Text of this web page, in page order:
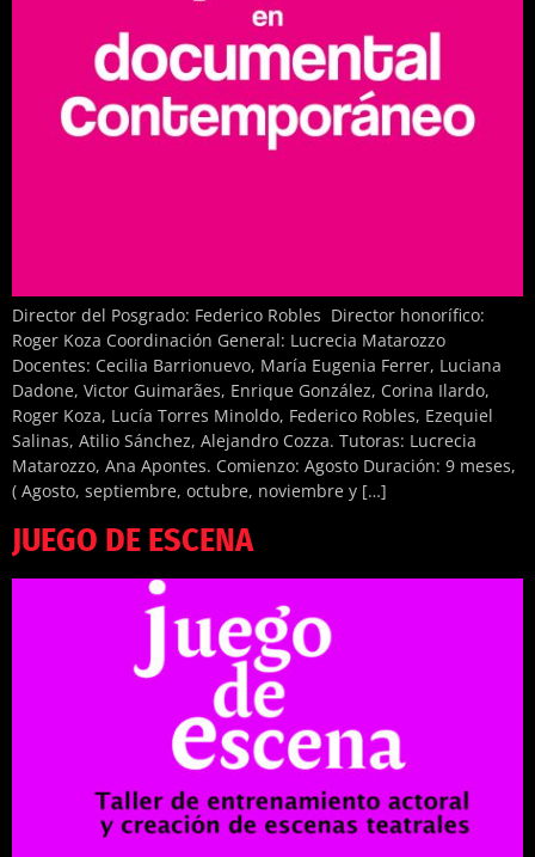
Director del Posgrado: Federico Robles Director honorífico:
Roger Koza Coordinación General: Lucrecia Matarozzo
Docentes: Cecilia Barrionuevo, María Eugenia Ferrer, Luciana
Dadone, Victor Guimarães, Enrique González, Corina Ilardo,
Roger Koza, Lucía Torres Minoldo, Federico Robles, Ezequiel
Salinas, Atilio Sánchez, Alejandro Cozza. Tutoras: Lucrecia
Matarozzo, Ana Apontes. Comienzo: Agosto Duración: 9 meses,
( Agosto, septiembre, octubre, noviembre y […]
JUEGO DE ESCENA